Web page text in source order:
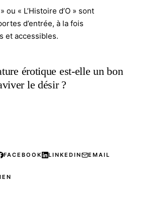
ou « L’Histoire d’O » sont
d’entrée, à la fois
et accessibles.
érotique est-elle un bon
le désir ?
FACEBOOK LINKEDIN EMAIL